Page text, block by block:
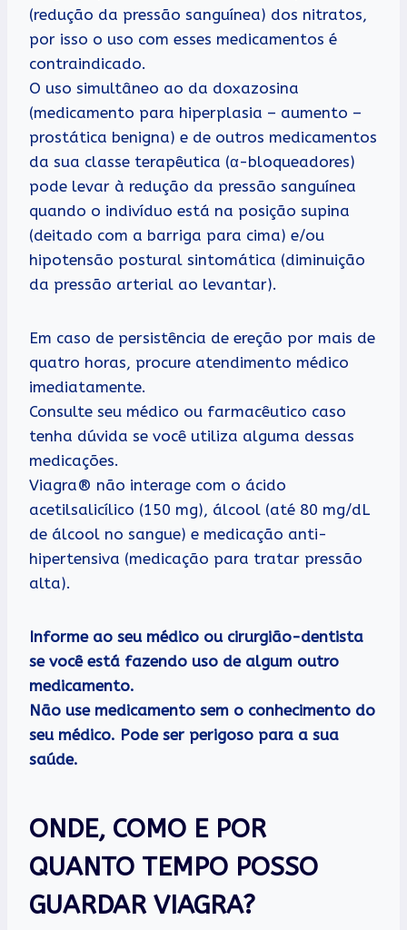
(redução da pressão sanguínea) dos nitratos,
por isso o uso com esses medicamentos é
contraindicado.
O uso simultâneo ao da doxazosina
(medicamento para hiperplasia – aumento –
prostática benigna) e de outros medicamentos
da sua classe terapêutica (α-bloqueadores)
pode levar à redução da pressão sanguínea
quando o indivíduo está na posição supina
(deitado com a barriga para cima) e/ou
hipotensão postural sintomática (diminuição
da pressão arterial ao levantar).
Em caso de persistência de ereção por mais de
quatro horas, procure atendimento médico
imediatamente.
Consulte seu médico ou farmacêutico caso
tenha dúvida se você utiliza alguma dessas
medicações.
Viagra® não interage com o ácido
acetilsalicílico (150 mg), álcool (até 80 mg/dL
de álcool no sangue) e medicação anti-
hipertensiva (medicação para tratar pressão
alta).
Informe ao seu médico ou cirurgião-dentista
se você está fazendo uso de algum outro
medicamento.
Não use medicamento sem o conhecimento do
seu médico. Pode ser perigoso para a sua
saúde.
ONDE, COMO E POR
QUANTO TEMPO POSSO
GUARDAR VIAGRA?